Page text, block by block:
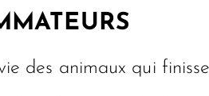
des animaux qui